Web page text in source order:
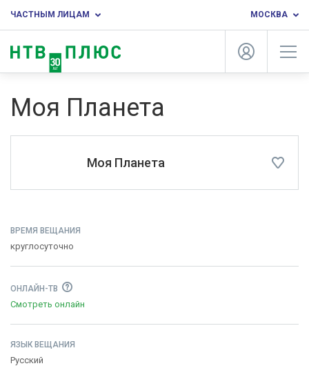
ЧАСТНЫМ ЛИЦАМ МОСКВА
Моя Планета
Моя Планета
ВРЕМЯ ВЕЩАНИЯ
круглосуточно
ОНЛАЙН-ТВ
Смотреть онлайн
ЯЗЫК ВЕЩАНИЯ
Русский